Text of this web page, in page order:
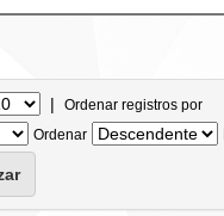
| Ordenar registros por
Ordenar